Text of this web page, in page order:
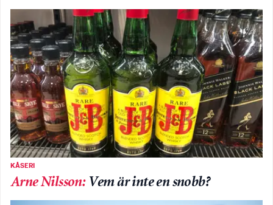
KÅSERI
Arne Nilsson: Vem är inte en snobb?